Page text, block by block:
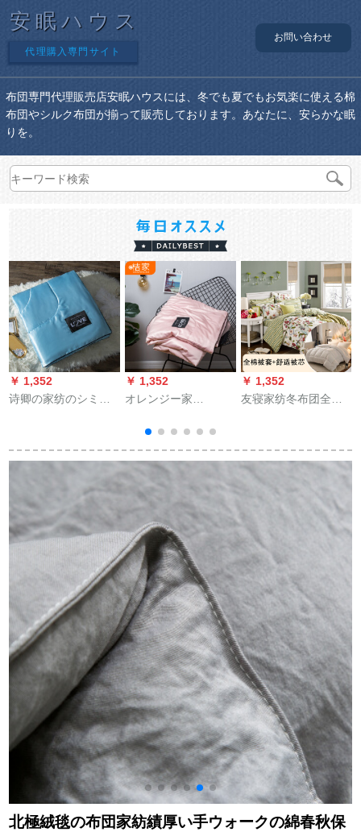
安眠ハウス
代理購入専門サイト
お問い合わせ
布団専門代理販売店安眠ハウスには、冬でも夏でもお気楽に使える棉
布団やシルク布団が揃って販売しております。あなたに、安らかな眠
りを。
￥ 1,352
诗卿の家纺のシミ・
団夏凉はウォーキン
ます。夏の薄い布団
は天青200*230 cmで
す。
￥ 1,352
オレンジー家
アイクリームが温度
調節されました。布
団の天糸夏凉は良品
モデル夏に无印风ダ
ンブに芯夏の薄い布
団があります。
￥ 1,352
友寝家纺冬布团全绵
農村イメマス200*230
cm(3 kg)を解体しま
す。
北極絨毯の布団家紡績厚い手ウォークの綿春秋保